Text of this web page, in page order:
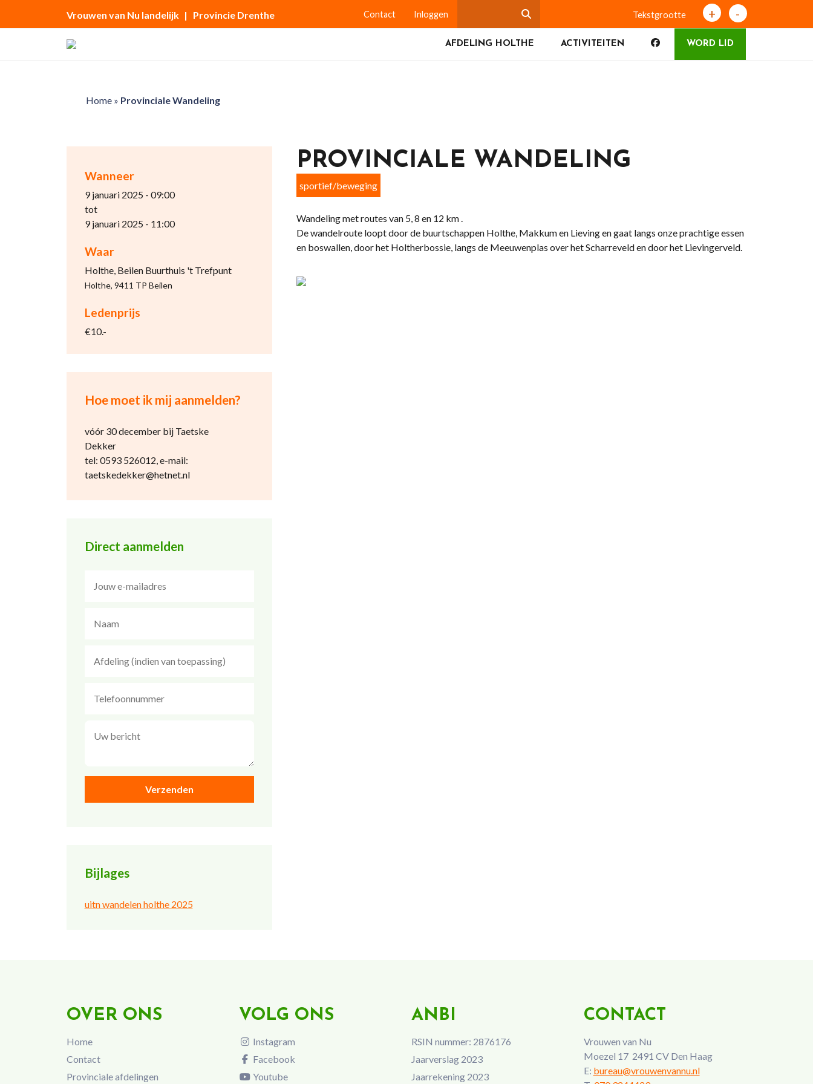
Vrouwen van Nu landelijk | Provincie Drenthe Contact Inloggen Tekstgrootte + -
AFDELING HOLTHE ACTIVITEITEN WORD LID
Home» Provinciale Wandeling
Wanneer
9 januari 2025 - 09:00
tot
9 januari 2025 - 11:00
Waar
Holthe, Beilen Buurthuis 't Trefpunt
Holthe, 9411 TP Beilen
Ledenprijs
€10.-
Hoe moet ik mij aanmelden?
vóór 30 december bij Taetske
Dekker
tel: 0593 526012, e-mail:
taetskedekker@hetnet.nl
Direct aanmelden
Bijlages
uitn wandelen holthe 2025
PROVINCIALE WANDELING
sportief/beweging
Wandeling met routes van 5, 8 en 12 km .
De wandelroute loopt door de buurtschappen Holthe, Makkum en Lieving en gaat langs onze prachtige essen
en boswallen, door het Holtherbossie, langs de Meeuwenplas over het Scharreveld en door het Lievingerveld.
OVER ONS
Home
Contact
Provinciale afdelingen
VOLG ONS
Instagram
Facebook
Youtube
ANBI
RSIN nummer: 2876176
Jaarverslag 2023
Jaarrekening 2023
CONTACT
Vrouwen van Nu
Moezel 17 2491 CV Den Haag
E: bureau@vrouwenvannu.nl